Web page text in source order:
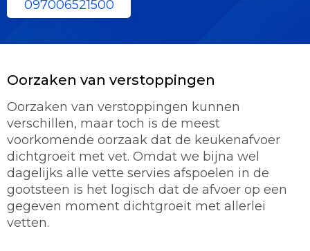
097006521500
Oorzaken van verstoppingen
Oorzaken van verstoppingen kunnen
verschillen, maar toch is de meest
voorkomende oorzaak dat de keukenafvoer
dichtgroeit met vet. Omdat we bijna wel
dagelijks alle vette servies afspoelen in de
gootsteen is het logisch dat de afvoer op een
gegeven moment dichtgroeit met allerlei
vetten.